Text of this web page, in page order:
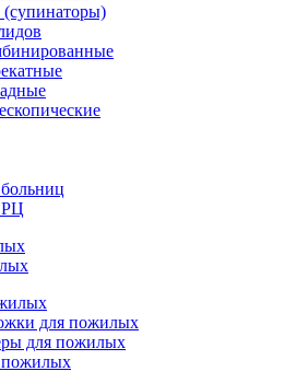
(супинаторы)
РЦ
для пожилых
для пожилых
пожилых